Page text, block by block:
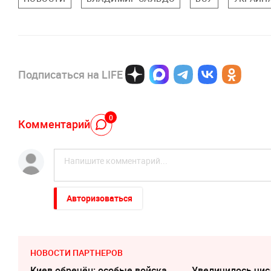
Подписаться на LIFE
Комментарий 0
Авторизоваться
НОВОСТИ ПАРТНЕРОВ